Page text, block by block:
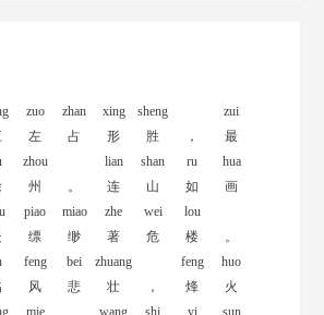
zuo
左
zhan
占
xing
形
sheng
胜
，
zui
最
zhou
州
。
lian
连
shan
山
ru
如
hua
画
piao
缥
miao
缈
zhe
著
wei
危
lou
楼
。
feng
风
bei
悲
zhuang
壮
，
feng
烽
huo
火
mie
wang
shi
yi
sun